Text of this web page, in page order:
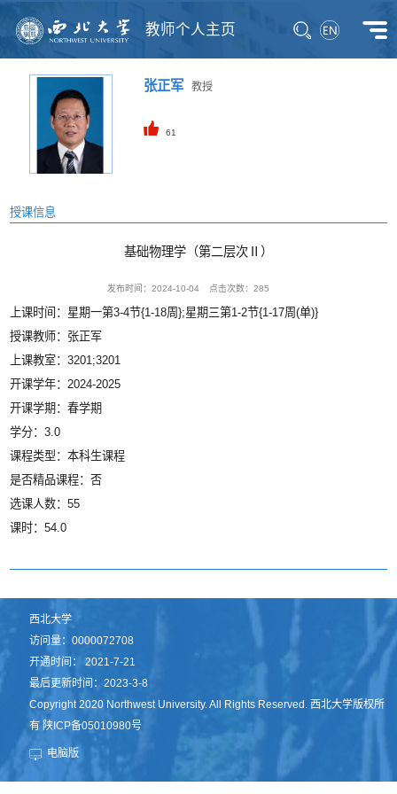
教师个人主页
张正军教授
61
授课信息
基础物理学（第二层次Ⅱ）
发布时间：2024-10-04 点击次数：285
上课时间：星期一第3-4节{1-18周};星期三第1-2节{1-17周(单)}
授课教师：张正军
上课教室：3201;3201
开课学年：2024-2025
开课学期：春学期
学分：3.0
课程类型：本科生课程
是否精品课程：否
选课人数：55
课时：54.0
西北大学
访问量：0000072708
开通时间：2021-7-21
最后更新时间：2023-3-8
Copyright 2020 Northwest University. All Rights Reserved. 西北大学版权所
有 陕ICP备05010980号
电脑版